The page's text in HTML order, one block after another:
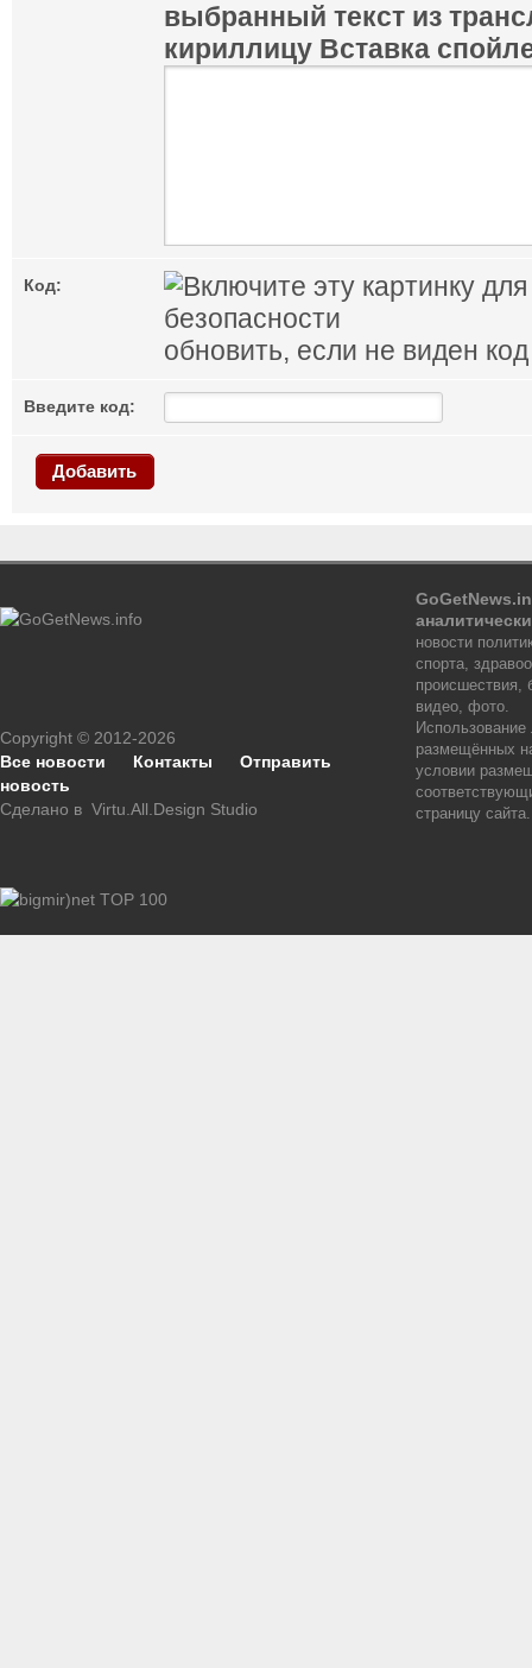
выбранный текст из
кириллицу Вставка
Код:
обновить, если не виден код
Введите код:
Добавить
Copyright © 2012-2026
Все новости
Контакты
Отправить
новость
Сделано в Virtu.All.Design Studio
новости
спорта,
происшествия,
видео, фото.
размещённых
условии
страницу сайта.